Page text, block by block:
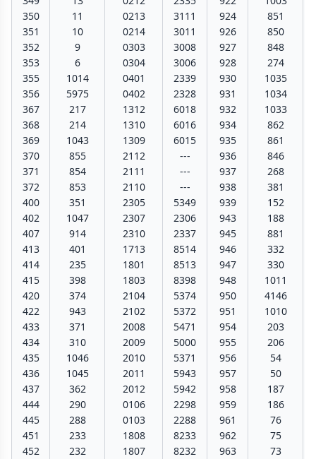
350
351
352
353
355
356
367
368
369
370
371
372
400
402
407
413
414
415
420
422
433
434
435
436
437
444
445
451
452
11
10
9
6
1014
5975
217
214
1043
855
854
853
351
1047
914
401
235
398
374
943
371
310
1046
1045
362
290
288
233
232
0213
0214
0303
0304
0401
0402
1312
1310
1309
2112
2111
2110
2305
2307
2310
1713
1801
1803
2104
2102
2008
2009
2010
2011
2012
0106
0103
1808
1807
3111
3011
3008
3006
2339
2328
6018
6016
6015
---
---
---
5349
2306
2337
8514
8513
8398
5374
5372
5471
5000
5371
5943
5942
2298
2288
8233
8232
924
926
927
928
930
931
932
934
935
936
937
938
939
943
945
946
947
948
950
951
954
955
956
957
958
959
961
962
963
851
850
848
274
1035
1034
1033
862
861
846
268
381
152
188
881
332
330
1011
4146
1010
203
206
54
50
187
186
76
75
73